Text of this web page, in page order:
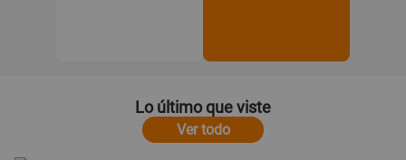
Lo último que viste
Ver todo